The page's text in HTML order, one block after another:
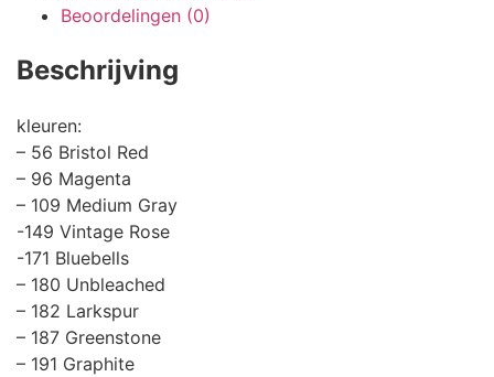
Beoordelingen (0)
Beschrijving
kleuren:
– 56 Bristol Red
– 96 Magenta
– 109 Medium Gray
-149 Vintage Rose
-171 Bluebells
– 180 Unbleached
– 182 Larkspur
– 187 Greenstone
– 191 Graphite